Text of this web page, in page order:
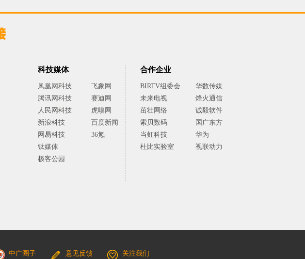
科技媒体
凤凰网科技
飞象网
腾讯网科技
赛迪网
人民网科技
虎嗅网
新浪科技
百度新闻
网易科技
36氪
钛媒体
极客公园
合作企业
BIRTV组委会
华数传媒
未来电视
烽火通信
茁壮网络
诚毅软件
索贝数码
国广东方
当虹科技
华为
杜比实验室
视联动力
中广圈子 意见反馈 关注我们